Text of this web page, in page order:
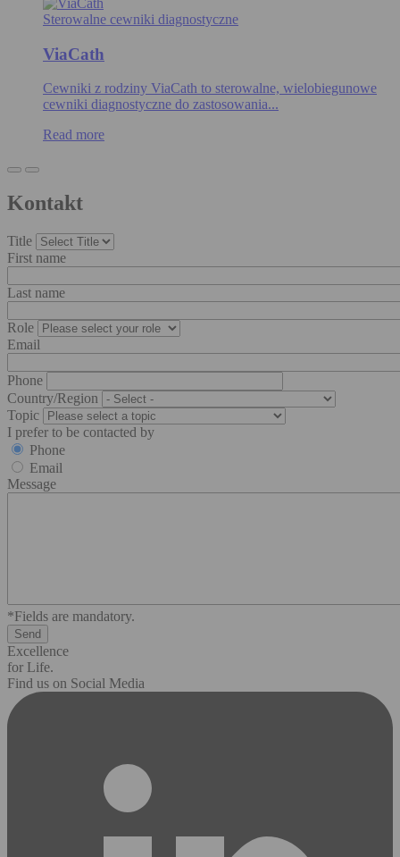
Sterowalne cewniki diagnostyczne
ViaCath
Cewniki z rodziny ViaCath to sterowalne, wielobiegunowe
cewniki diagnostyczne do zastosowania...
Read more
Kontakt
Title
First name
Last name
Role
Email
Phone
Country/Region
Topic
I prefer to be contacted by
Phone
Email
Message
*Fields are mandatory.
Excellence
for Life.
Find us on Social Media